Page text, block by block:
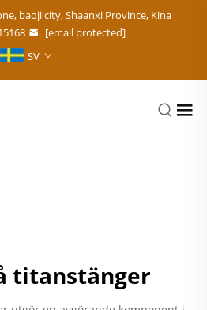
baoji city, Shaanxi Province, Kina
[email protected]
SV
titanstänger